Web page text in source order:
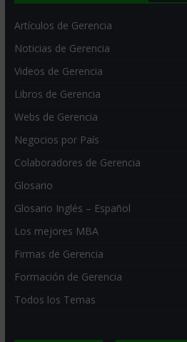
Artículos de Gerencia
Noticias de Gerencia
Videos de Gerencia
Libros de Gerencia
Webs de Gerencia
Negocios por País
Colaboradores de Gerencia
Glosario
Glosario Inglés – Español
Los mejores MBA
Firmas de Gerencia
Formación de Gerencia
Todos los Temas